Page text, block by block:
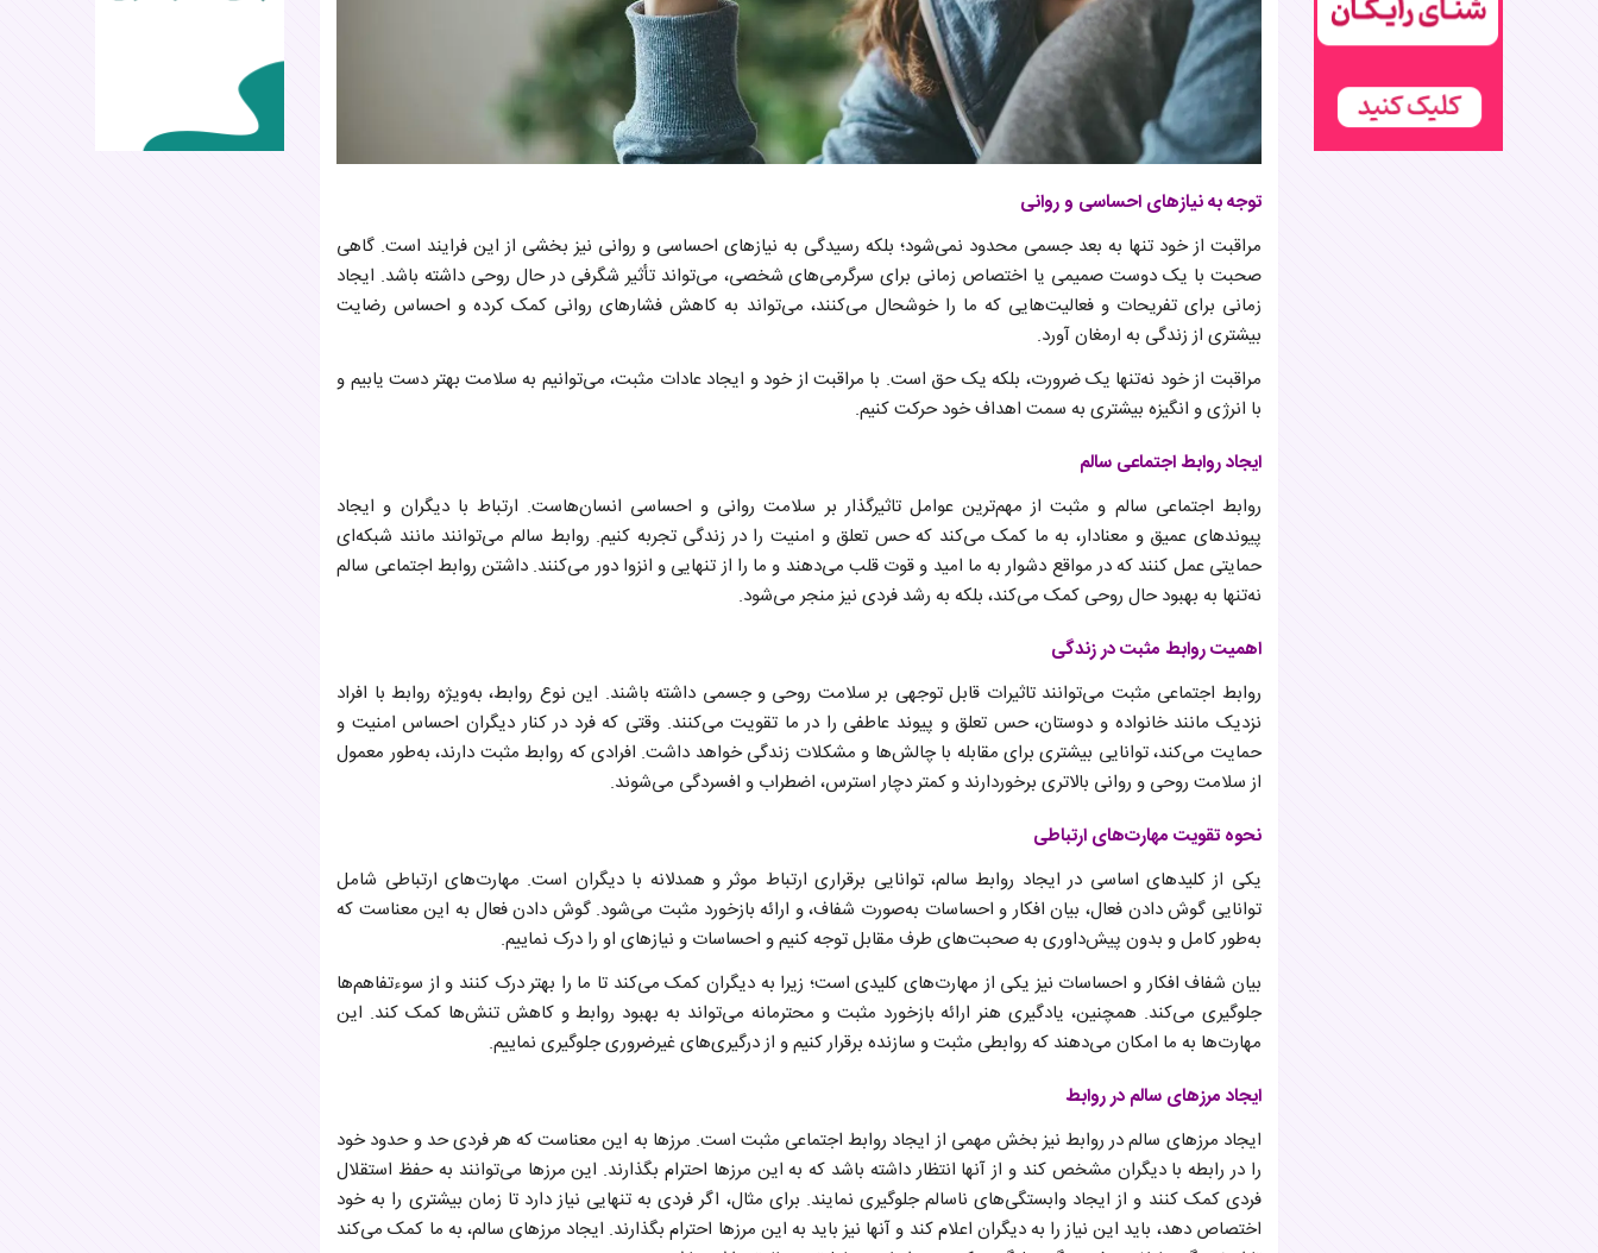
توجه به نیازهای احساسی و روانی
مراقبت از خود تنها به بعد جسمی محدود نمی‌شود؛ بلکه رسیدگی به نیازهای احساسی و روانی نیز بخشی از این فرایند است. گاهی
صحبت با یک دوست صمیمی یا اختصاص زمانی برای سرگرمی‌های شخصی، می‌تواند تأثیر شگرفی در حال روحی داشته باشد. ایجاد
زمانی برای تفریحات و فعالیت‌هایی که ما را خوشحال می‌کنند، می‌تواند به کاهش فشارهای روانی کمک کرده و احساس رضایت
بیشتری از زندگی به ارمغان آورد.
مراقبت از خود نه‌تنها یک ضرورت، بلکه یک حق است. با مراقبت از خود و ایجاد عادات مثبت، می‌توانیم به سلامت بهتر دست یابیم و
با انرژی و انگیزه بیشتری به سمت اهداف خود حرکت کنیم.
ایجاد روابط اجتماعی سالم
روابط اجتماعی سالم و مثبت از مهم‌ترین عوامل تاثیرگذار بر سلامت روانی و احساسی انسان‌هاست. ارتباط با دیگران و ایجاد
پیوندهای عمیق و معنادار، به ما کمک می‌کند که حس تعلق و امنیت را در زندگی تجربه کنیم. روابط سالم می‌توانند مانند شبکه‌ای
حمایتی عمل کنند که در مواقع دشوار به ما امید و قوت قلب می‌دهند و ما را از تنهایی و انزوا دور می‌کنند. داشتن روابط اجتماعی سالم
نه‌تنها به بهبود حال روحی کمک می‌کند، بلکه به رشد فردی نیز منجر می‌شود.
اهمیت روابط مثبت در زندگی
روابط اجتماعی مثبت می‌توانند تاثیرات قابل توجهی بر سلامت روحی و جسمی داشته باشند. این نوع روابط، به‌ویژه روابط با افراد
نزدیک مانند خانواده و دوستان، حس تعلق و پیوند عاطفی را در ما تقویت می‌کنند. وقتی که فرد در کنار دیگران احساس امنیت و
حمایت می‌کند، توانایی بیشتری برای مقابله با چالش‌ها و مشکلات زندگی خواهد داشت. افرادی که روابط مثبت دارند، به‌طور معمول
از سلامت روحی و روانی بالاتری برخوردارند و کمتر دچار استرس، اضطراب و افسردگی می‌شوند.
نحوه تقویت مهارت‌های ارتباطی
یکی از کلیدهای اساسی در ایجاد روابط سالم، توانایی برقراری ارتباط موثر و همدلانه با دیگران است. مهارت‌های ارتباطی شامل
توانایی گوش دادن فعال، بیان افکار و احساسات به‌صورت شفاف، و ارائه بازخورد مثبت می‌شود. گوش دادن فعال به این معناست که
به‌طور کامل و بدون پیش‌داوری به صحبت‌های طرف مقابل توجه کنیم و احساسات و نیازهای او را درک نماییم.
بیان شفاف افکار و احساسات نیز یکی از مهارت‌های کلیدی است؛ زیرا به دیگران کمک می‌کند تا ما را بهتر درک کنند و از سوءتفاهم‌ها
جلوگیری می‌کند. همچنین، یادگیری هنر ارائه بازخورد مثبت و محترمانه می‌تواند به بهبود روابط و کاهش تنش‌ها کمک کند. این
مهارت‌ها به ما امکان می‌دهند که روابطی مثبت و سازنده برقرار کنیم و از درگیری‌های غیرضروری جلوگیری نماییم.
ایجاد مرزهای سالم در روابط
ایجاد مرزهای سالم در روابط نیز بخش مهمی از ایجاد روابط اجتماعی مثبت است. مرزها به این معناست که هر فردی حد و حدود خود
را در رابطه با دیگران مشخص کند و از آنها انتظار داشته باشد که به این مرزها احترام بگذارند. این مرزها می‌توانند به حفظ استقلال
فردی کمک کنند و از ایجاد وابستگی‌های ناسالم جلوگیری نمایند. برای مثال، اگر فردی به تنهایی نیاز دارد تا زمان بیشتری را به خود
اختصاص دهد، باید این نیاز را به دیگران اعلام کند و آنها نیز باید به این مرزها احترام بگذارند. ایجاد مرزهای سالم، به ما کمک می‌کند